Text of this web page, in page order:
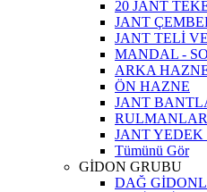
20 JANT
JANT
JANT TELİ
MANDAL -
ARKA
ÖN HAZNE
JANT
RULMANLAR
JANT YEDEK
Tümünü Gör
GİDON GRUBU
DAĞ